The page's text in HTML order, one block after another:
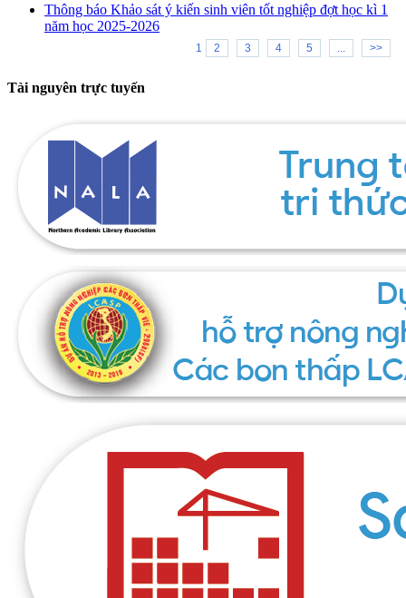
Thông báo Khảo sát ý kiến sinh viên tốt nghiệp đợt học kì 1
năm học 2025-2026
1 2 3 4 5 >>
Tài nguyên trực tuyến